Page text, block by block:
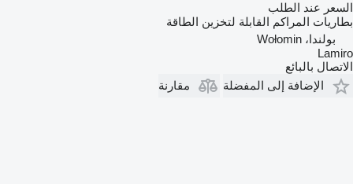
السعر عند الطلب
بطاريات المراكم القابلة لتخزين الطاقة
بولندا، Wołomin
Lamiro
الاتصال بالبائع
الإضافة إلى المفضلة
مقارنة